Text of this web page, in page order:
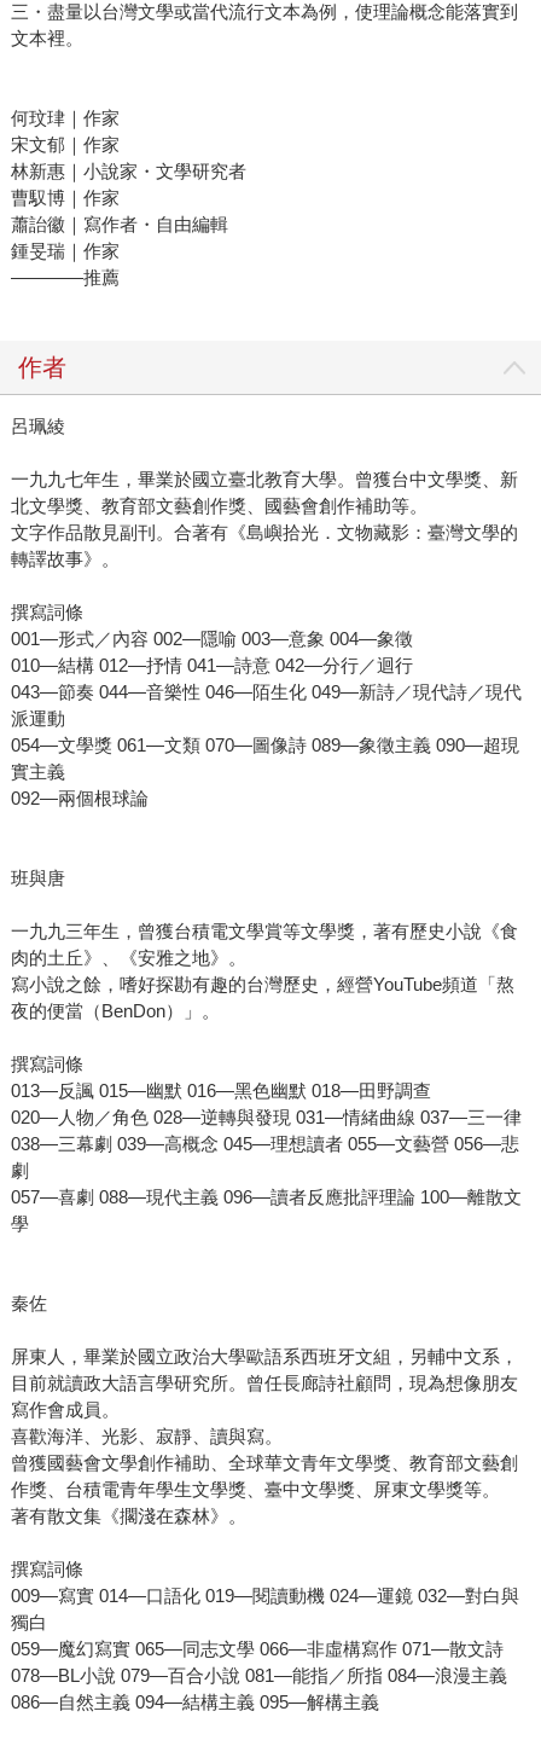
三・盡量以台灣文學或當代流行文本為例，使理論概念能落實到
文本裡。
何玟珒｜作家
宋文郁｜作家
林新惠｜小說家・文學研究者
曹馭博｜作家
蕭詒徽｜寫作者・自由編輯
鍾旻瑞｜作家
————推薦
作者
呂珮綾
一九九七年生，畢業於國立臺北教育大學。曾獲台中文學獎、新
北文學獎、教育部文藝創作獎、國藝會創作補助等。
文字作品散見副刊。合著有《島嶼拾光．文物藏影：臺灣文學的
轉譯故事》。
撰寫詞條
001—形式／內容 002—隱喻 003—意象 004—象徵
010—結構 012—抒情 041—詩意 042—分行／迴行
043—節奏 044—音樂性 046—陌生化 049—新詩／現代詩／現代
派運動
054—文學獎 061—文類 070—圖像詩 089—象徵主義 090—超現
實主義
092—兩個根球論
班與唐
一九九三年生，曾獲台積電文學賞等文學獎，著有歷史小說《食
肉的土丘》、《安雅之地》。
寫小說之餘，嗜好探勘有趣的台灣歷史，經營YouTube頻道「熬
夜的便當（BenDon）」。
撰寫詞條
013—反諷 015—幽默 016—黑色幽默 018—田野調查
020—人物／角色 028—逆轉與發現 031—情緒曲線 037—三一律
038—三幕劇 039—高概念 045—理想讀者 055—文藝營 056—悲
劇
057—喜劇 088—現代主義 096—讀者反應批評理論 100—離散文
學
秦佐
屏東人，畢業於國立政治大學歐語系西班牙文組，另輔中文系，
目前就讀政大語言學研究所。曾任長廊詩社顧問，現為想像朋友
寫作會成員。
喜歡海洋、光影、寂靜、讀與寫。
曾獲國藝會文學創作補助、全球華文青年文學獎、教育部文藝創
作獎、台積電青年學生文學獎、臺中文學獎、屏東文學獎等。
著有散文集《擱淺在森林》。
撰寫詞條
009—寫實 014—口語化 019—閱讀動機 024—運鏡 032—對白與
獨白
059—魔幻寫實 065—同志文學 066—非虛構寫作 071—散文詩
078—BL小說 079—百合小說 081—能指／所指 084—浪漫主義
086—自然主義 094—結構主義 095—解構主義